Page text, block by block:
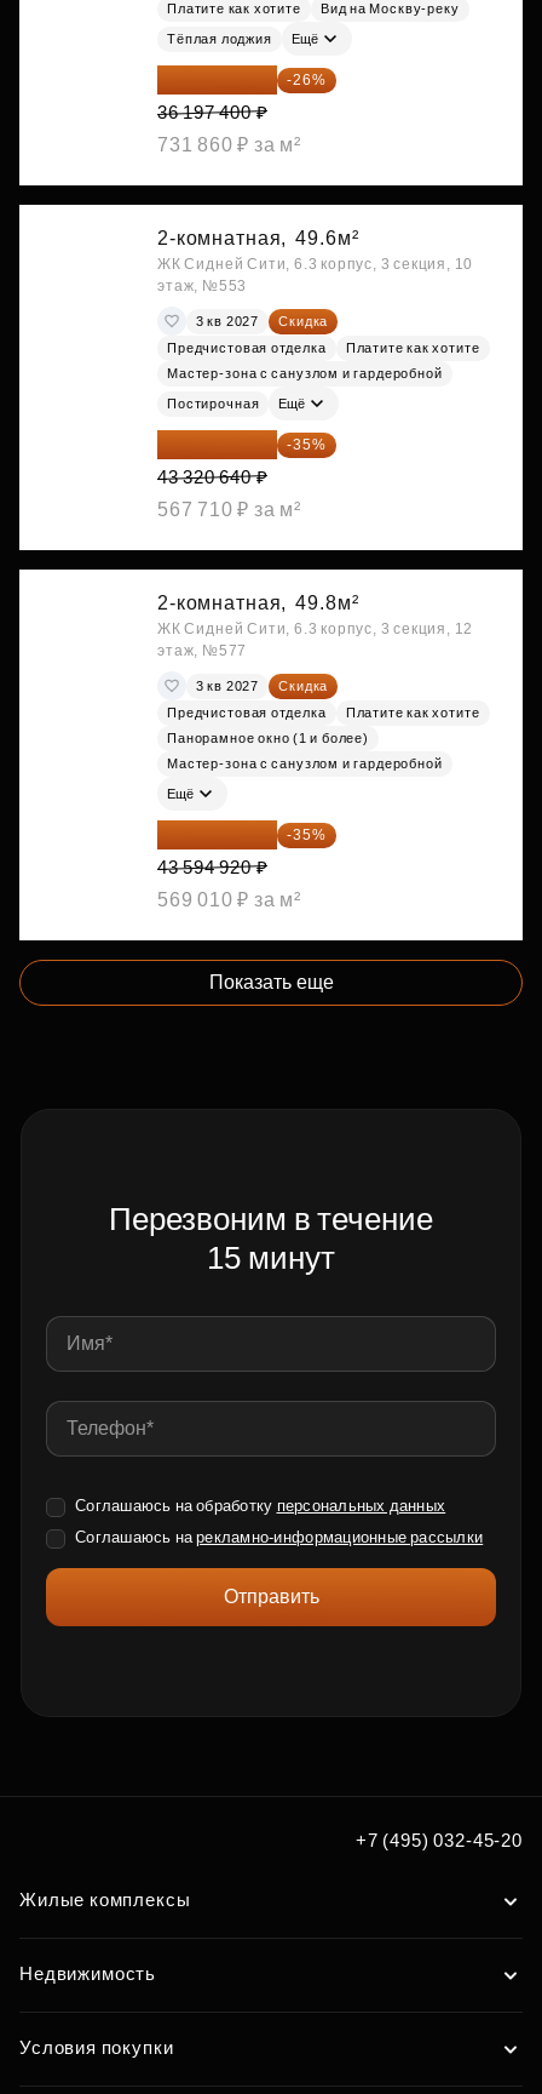
Платите как хотите
Вид на Москву-реку
Тёплая лоджия Ещё
26 786 076 ₽ -26%
36 197 400 ₽
731 860 ₽ за м²
2-комнатная, 49.6м²
ЖК Сидней Сити, 6.3 корпус, 3 секция, 10
этаж, №553
3 кв 2027
Скидка
Предчистовая отделка
Платите как хотите
Мастер-зона с санузлом и гардеробной
Постирочная Ещё
28 158 416 ₽ -35%
43 320 640 ₽
567 710 ₽ за м²
2-комнатная, 49.8м²
ЖК Сидней Сити, 6.3 корпус, 3 секция, 12
этаж, №577
3 кв 2027
Скидка
Предчистовая отделка
Платите как хотите
Панорамное окно (1 и более)
Мастер-зона с санузлом и гардеробной
Ещё
28 336 698 ₽ -35%
43 594 920 ₽
569 010 ₽ за м²
Показать еще
Перезвоним в течение
15 минут
Соглашаюсь на обработку персональных данных
Соглашаюсь нарекламно-информационные рассылки
Отправить
+7 (495) 032-45-20
Жилые комплексы
Недвижимость
Условия покупки